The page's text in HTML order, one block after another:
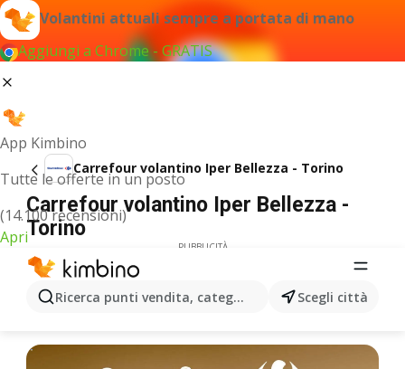
Volantini attuali sempre a portata di mano
Aggiungi a Chrome - GRATIS
App Kimbino
Tutte le offerte in un posto
(14.100 recensioni)
Apri
Ricerca punti vendita, categorie, prodotti...Scegli città
Carrefour volantino Iper Bellezza - Torino
Carrefour volantino Iper Bellezza -
Torino
PUBBLICITÀ